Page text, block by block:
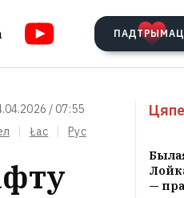
/ 07:55
Łac Рус
—